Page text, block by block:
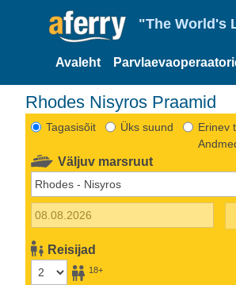
"The World's
Avaleht
Rhodes Nisyros Praamid
Tagasisõit Üks suund
Erinev
Väljuv marsruut
Reisijad
18+